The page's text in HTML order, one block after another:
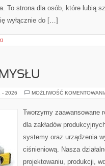
To strona dla osób, które lubią
wyłącznie do […]
- 2026 MOŻLIWOŚĆ
Tworzymy zaawansowane
dla zakładów
systemy oraz urządzenia
ciśnieniową. Nasza
projektowaniu, produkcji,